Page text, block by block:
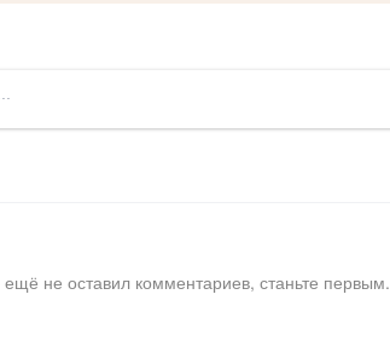
ещё не оставил комментариев, станьте первым.